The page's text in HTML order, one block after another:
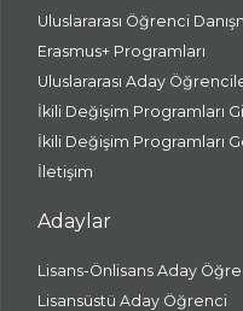
Uluslararası Öğrenci
Erasmus+ Programları
Uluslararası Aday
İkili Değişim Programları
İkili Değişim Programları
İletişim
Adaylar
Lisans-Önlisans Aday
Lisansüstü Aday Öğrenci